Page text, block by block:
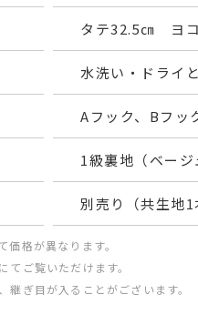
タテ32.5㎝ ヨ
水洗い・ドラ
Aフック、Bフッ
1級裏地（ベージ
別売り（共生地1
価格が異なります。
てご覧いただけます。
継ぎ目が入ることがございます。